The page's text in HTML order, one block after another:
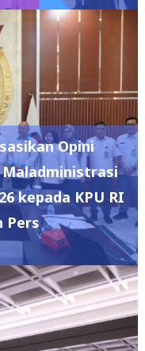
Opini
Maladministrasi
kepada KPU RI
Pers